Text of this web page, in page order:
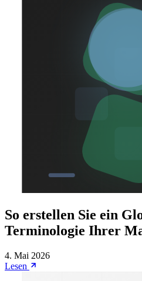
So erstellen Sie ein
Terminologie Ihrer
4. Mai 2026
Lesen